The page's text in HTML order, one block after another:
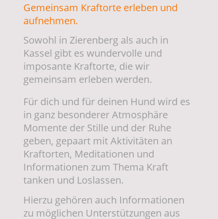
Gemeinsam Kraftorte erleben und
aufnehmen.
Sowohl in Zierenberg als auch in
Kassel gibt es wundervolle und
imposante Kraftorte, die wir
gemeinsam erleben werden.
Für dich und für deinen Hund wird es
in ganz besonderer Atmosphäre
Momente der Stille und der Ruhe
geben, gepaart mit Aktivitäten an
Kraftorten, Meditationen und
Informationen zum Thema Kraft
tanken und Loslassen.
Hierzu gehören auch Informationen
zu möglichen Unterstützungen aus